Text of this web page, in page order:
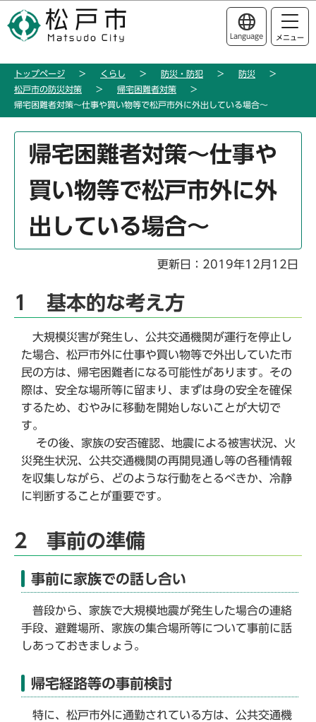
の
ー
このページの本文へ移動
Language メニュー
トップページ くらし 防災・防犯
防災
松戸市の防災対策
帰宅困難者対策
帰宅困難者対策～仕事や買い物等で松戸市外に外出している場合～
帰宅困難者対策～仕事や
買い物等で松戸市外に外
出している場合～
更新日：2019年12月12日
1 基本的な考え方
大規模災害が発生し、公共交通機関が運行を停止し
た場合、松戸市外に仕事や買い物等で外出していた市
民の方は、帰宅困難者になる可能性があります。その
際は、安全な場所等に留まり、まずは身の安全を確保
するため、むやみに移動を開始しないことが大切で
す。
その後、家族の安否確認、地震による被害状況、火
災発生状況、公共交通機関の再開見通し等の各種情報
を収集しながら、どのような行動をとるべきか、冷静
に判断することが重要です。
2 事前の準備
事前に家族での話し合い
普段から、家族で大規模地震が発生した場合の連絡
手段、避難場所、家族の集合場所等について事前に話
しあっておきましょう。
帰宅経路等の事前検討
特に、松戸市外に通勤されている方は、公共交通機